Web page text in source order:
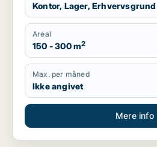
Kontor, Lager, Erhvervsgrund
Areal
150 - 300 m2
Max. per måned
Ikke angivet
Mere info